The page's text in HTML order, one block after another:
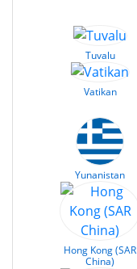
Tuvalu
Vatikan
Yunanistan
Hong Kong (SAR
China)